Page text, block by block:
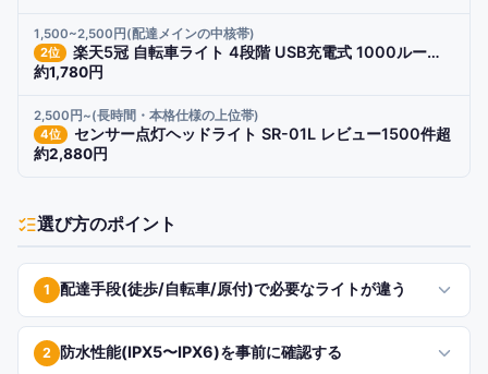
1,500~2,500円(配達メインの中核帯)
2位 楽天5冠 自転車ライト 4段階 USB充電式 1000ルーメン
約1,780円
2,500円~(長時間・本格仕様の上位帯)
4位 センサー点灯ヘッドライト SR-01L レビュー1500件超
約2,880円
選び方のポイント
1 配達手段(徒歩/自転車/原付)で必要なライトが違う
2 防水性能(IPX5〜IPX6)を事前に確認する